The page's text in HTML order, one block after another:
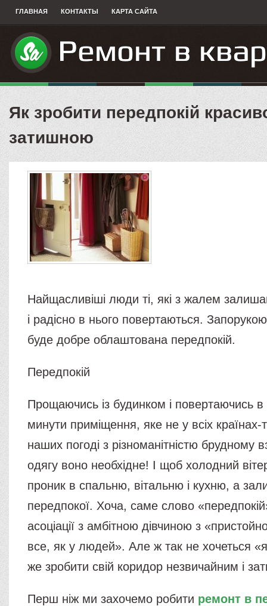
ГЛАВНАЯ КОНТАКТЫ КАРТА САЙТА
Як зробити передпокій
затишною
Найщасливіші люди ті, які з жалем
і радісно в нього повертаються.
буде добре облаштована передпокій.
Передпокій
Прощаючись із будинком і повертаючись в
минути приміщення, яке не у всіх країнах-
наших погоді з різноманітністю брудному
одягу воно необхідне! І щоб холодний
проник в спальню, вітальню і кухню, а
передпокої. Хоча, саме слово
асоціації з амбітною дівчиною з
все, як у людей». Але ж так не хочеться
же зробити свій коридор незвичайним і
Перш ніж ми захочемо робити ремонт в